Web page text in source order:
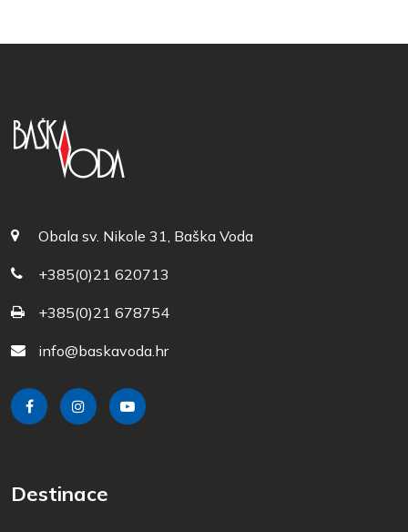
Obala sv. Nikole 31, Baška Voda
+385(0)21 620713
+385(0)21 678754
info@baskavoda.hr
Destinace